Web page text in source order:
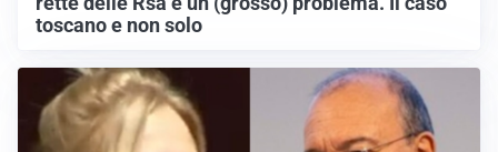
toscano e non solo